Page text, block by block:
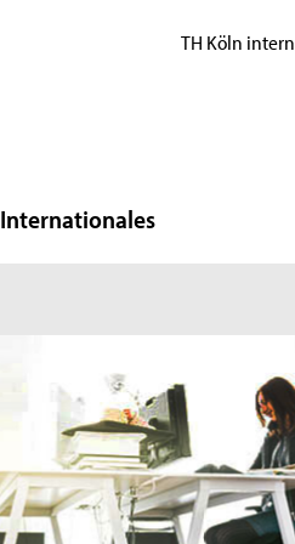
TH Köln intern
Internationales